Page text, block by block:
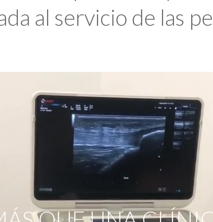
al servicio de las